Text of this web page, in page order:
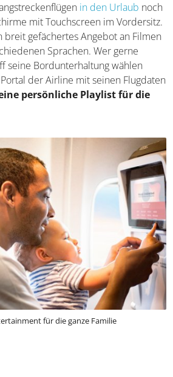
in den Urlaub noch
mit Touchscreen im Vordersitz.
breit gefächertes Angebot an Filmen
Sprachen. Wer gerne
seine Bordunterhaltung wählen
der Airline mit seinen Flugdaten
persönliche Playlist für die
für die ganze Familie